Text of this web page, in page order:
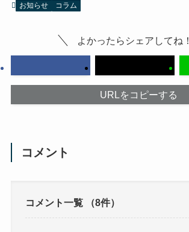
お知らせ コラム
よかったらシェアしてね！
URLをコピーする
コメント
コメント一覧 （8件）